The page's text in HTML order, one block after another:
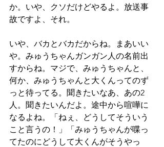
か。いや、クソだけどやるよ。放送事
故ですよ、それ。
いや、バカとバカだからね。まあいい
や。みゅうちゃんガンガン人の名前出
すからね。マジで、みゅうちゃんと、
何か、みゅうちゃんと大くんってのず
っと待ってる。聞きたいなあ、あの2
人。聞きたいんだよ。途中から喧嘩に
なるよね。「ねぇ、どうしてそういう
こと言うの！」「みゅうちゃんが喋っ
てたのにどうして大くんがそうやっ